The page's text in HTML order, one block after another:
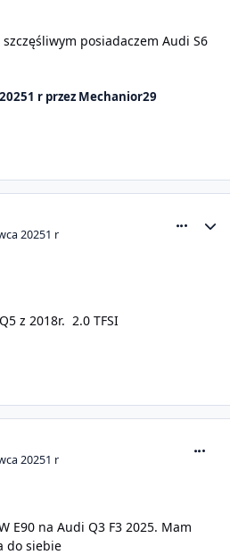
posiadaczem Audi S6
1 r przez Mechanior29
20251 r
z 2018r. 2.0 TFSI
20251 r
E90 na Audi Q3 F3 2025. Mam
do siebie